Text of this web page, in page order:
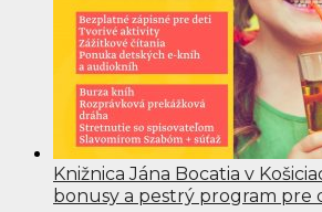
Knižnica Jána Bocatia v
bonusy a pestrý program pre